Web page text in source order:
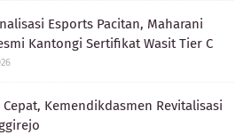
Esports Pacitan, Maharani
Kantongi Sertifikat Wasit Tier C
Cepat, Kemendikdasmen Revitalisasi